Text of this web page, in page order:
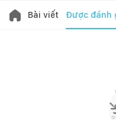
Bài viết Được đánh